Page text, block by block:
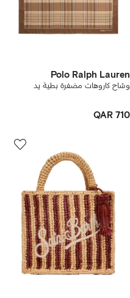
Polo Ralph Lauren
وشاح كاروهات مضفرة بطية يد
QAR 710